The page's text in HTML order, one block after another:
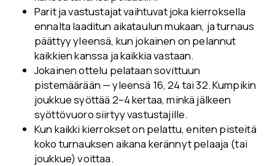
Parit ja vastustajat vaihtuvat joka kierroksella
ennalta laaditun aikataulun mukaan, ja turnaus
päättyy yleensä, kun jokainen on pelannut
kaikkien kanssa ja kaikkia vastaan.
Jokainen ottelu pelataan sovittuun
pistemäärään — yleensä 16, 24 tai 32. Kumpikin
joukkue syöttää 2–4 kertaa, minkä jälkeen
syöttövuoro siirtyy vastustajille.
Kun kaikki kierrokset on pelattu, eniten pisteitä
koko turnauksen aikana kerännyt pelaaja (tai
joukkue) voittaa.